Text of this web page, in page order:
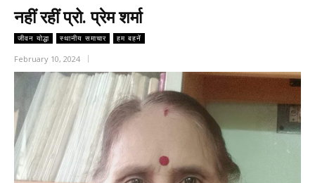
नहीं रहीं प्रो. प्रेम शर्मा
जीवन योद्धा स्थानीय समाचार हम बहनें
February 10, 2024